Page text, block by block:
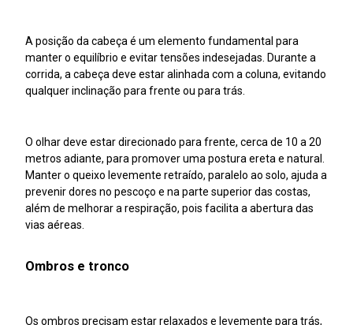
A posição da cabeça é um elemento fundamental para
manter o equilíbrio e evitar tensões indesejadas. Durante a
corrida, a cabeça deve estar alinhada com a coluna, evitando
qualquer inclinação para frente ou para trás.
O olhar deve estar direcionado para frente, cerca de 10 a 20
metros adiante, para promover uma postura ereta e natural.
Manter o queixo levemente retraído, paralelo ao solo, ajuda a
prevenir dores no pescoço e na parte superior das costas,
além de melhorar a respiração, pois facilita a abertura das
vias aéreas.
Ombros e tronco
Os ombros precisam estar relaxados e levemente para trás,